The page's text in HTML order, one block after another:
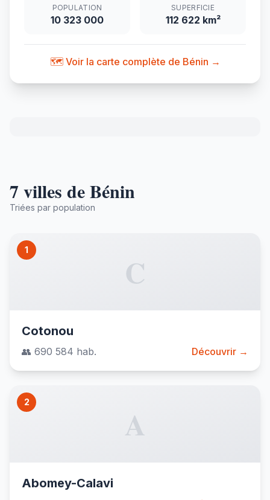
POPULATION
10 323 000
SUPERFICIE
112 622 km²
🗺️ Voir la carte complète de Bénin →
7 villes de Bénin
Triées par population
1
C
Cotonou
👥 690 584 hab. Découvrir →
2
A
Abomey-Calavi